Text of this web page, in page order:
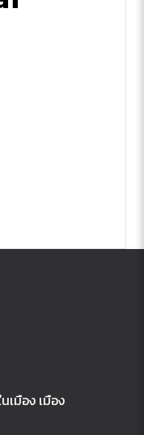
เมือง เมือง